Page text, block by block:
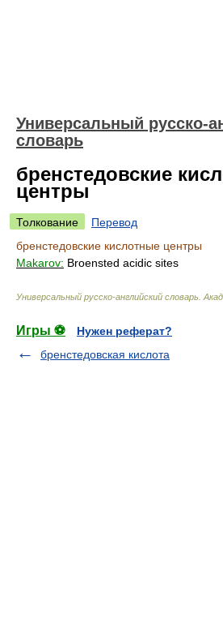
Универсальный русско-
словарь
бренстедовские
центры
Толкование
Перевод
бренстедовские кислотные центры
Makarov: Broensted acidic sites
Универсальный русско-английский словарь
Игры ⚽
Нужен реферат?
бренстедовская кислота